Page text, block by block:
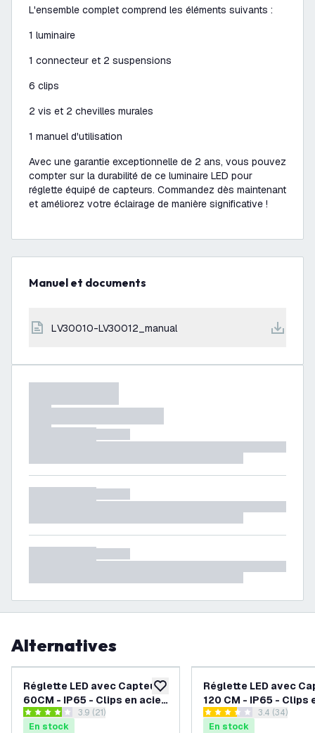
L'ensemble complet comprend les éléments suivants :
1 luminaire
1 connecteur et 2 suspensions
6 clips
2 vis et 2 chevilles murales
1 manuel d'utilisation
Avec une garantie exceptionnelle de 2 ans, vous pouvez
compter sur la durabilité de ce luminaire LED pour
réglette équipé de capteurs. Commandez dès maintenant
et améliorez votre éclairage de manière significative !
Manuel et documents
LV30010-LV30012_manual
Alternatives
ajouter à la liste de souhaits
Réglette LED avec Capteur
60CM - IP65 - Clips en acier
inoxydableouvrir le tiroir des avis
3.9 étoiles de notation
3.9 (21)
En stock
Réglette LED avec
120 CM - IP65 - Clips
acier inoxydable
ouvrir le
3.4 étoiles de notation
3.4 (34)
En stock